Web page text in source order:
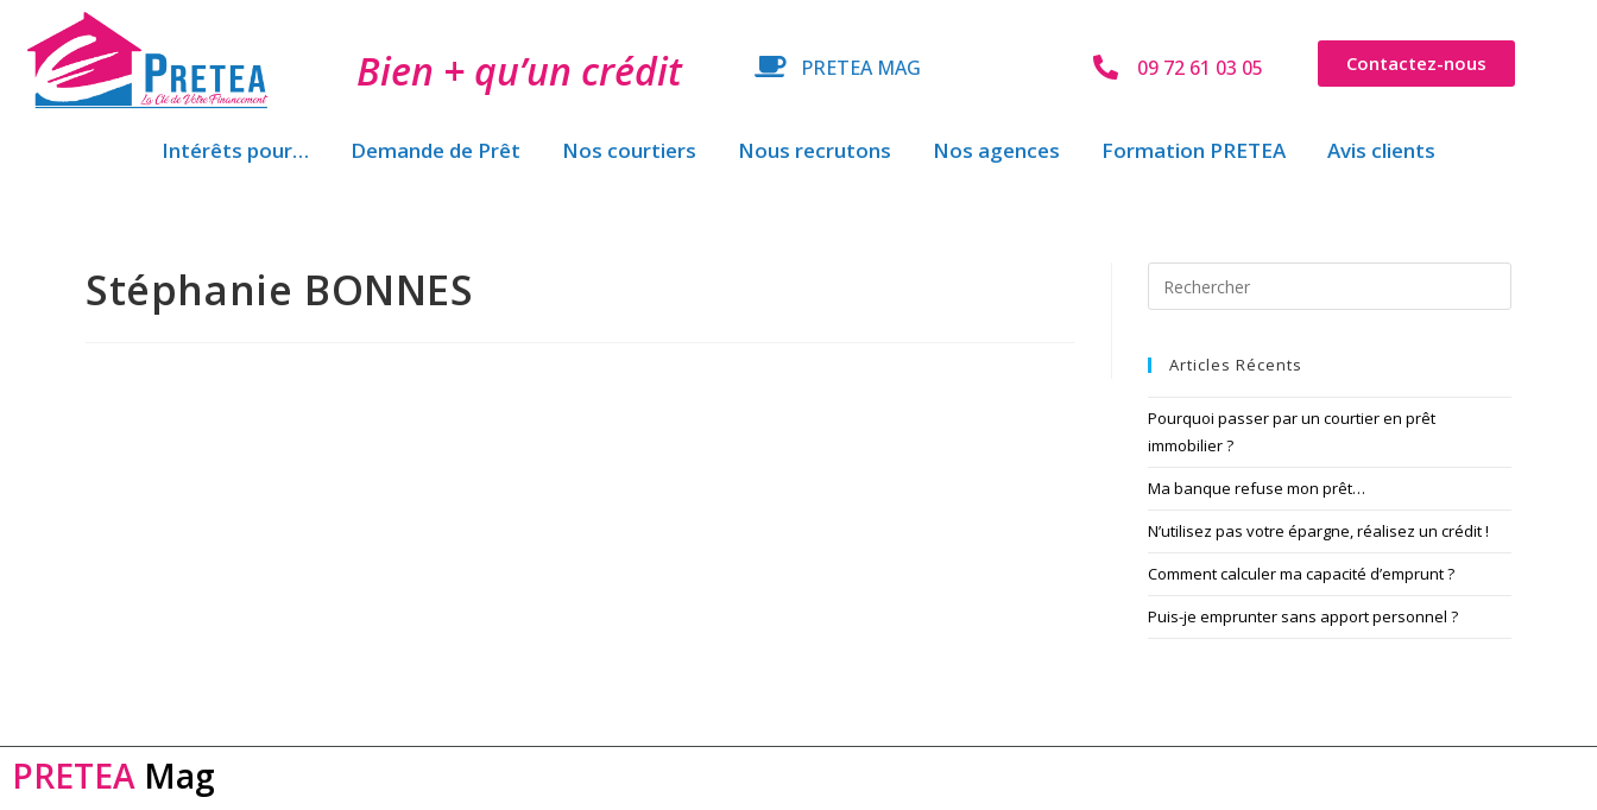
Bien + qu’un crédit PRETEA MAG 09 72 61 03 05 Contactez-nous
Intérêts pour… Demande de Prêt Nos courtiers Nous recrutons Nos agences Formation PRETEA Avis clients
Stéphanie BONNES​
Articles Récents
Pourquoi passer par un courtier en prêt
immobilier ?
Ma banque refuse mon prêt…
N’utilisez pas votre épargne, réalisez un crédit !
Comment calculer ma capacité d’emprunt ?​
Puis-je emprunter sans apport personnel ?​
PRETEA Mag